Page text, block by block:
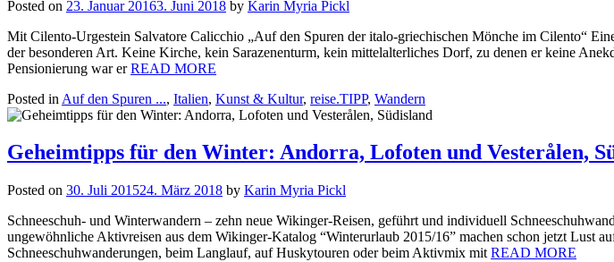
Posted on 23. Januar 20163. Juni 2018 by Karin Myria Pickl
Mit Cilento-Urgestein Salvatore Calicchio „Auf den Spuren der italo-griechischen Mönche im Cilento“
der besonderen Art. Keine Kirche, kein Sarazenenturm, kein mittelalterliches Dorf, zu denen er keine
Pensionierung war erREAD MORE
Posted in Auf den Spuren ..., Italien, Kunst & Kultur, reise.TIPP, Wandern
Geheimtipps für den Winter: Andorra, Lofoten und Vesterålen,
Posted on 30. Juli 201524. März 2018 by Karin Myria Pickl
Schneeschuh- und Winterwandern – zehn neue Wikinger-Reisen, geführt und individuell
ungewöhnliche Aktivreisen aus dem Wikinger-Katalog “Winterurlaub 2015/16” machen schon jetzt Lust
Schneeschuhwanderungen, beim Langlauf, auf Huskytouren oder beim Aktivmix mit READ MORE